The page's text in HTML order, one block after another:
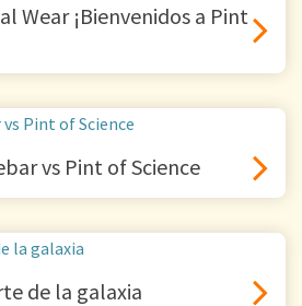
Wear ¡Bienvenidos a Pint
vs Pint of Science
de la galaxia